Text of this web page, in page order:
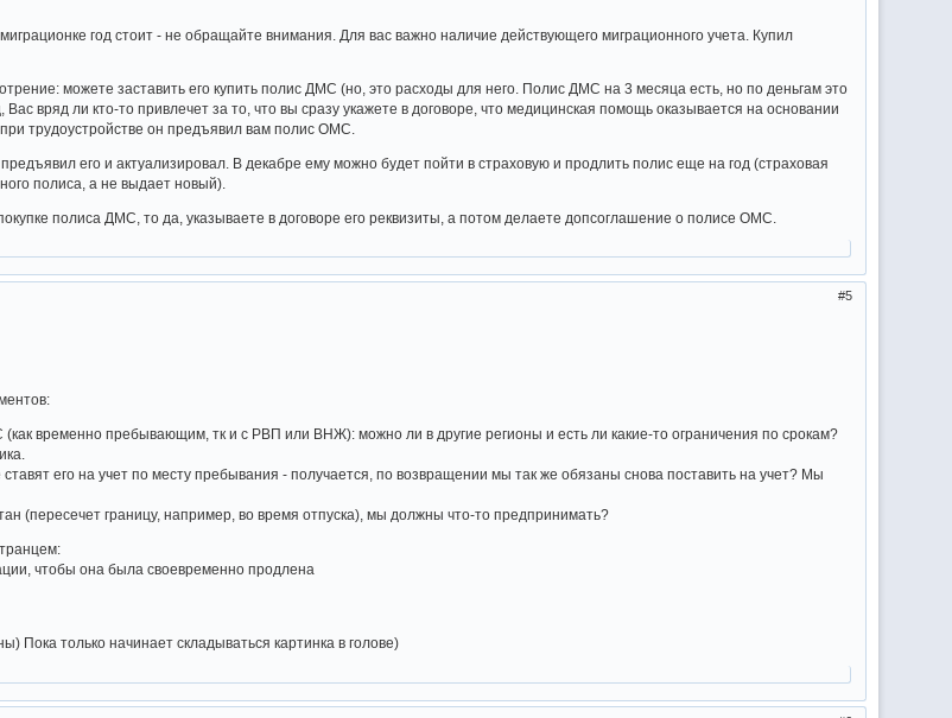
год стоит - не обращайте внимания. Для вас важно наличие действующего миграционного учета. Купил
можете заставить его купить полис ДМС (но, это расходы для него. Полис ДМС на 3 месяца есть, но по деньгам это
Вас вряд ли кто-то привлечет за то, что вы сразу укажете в договоре, что медицинская помощь оказывается на основании
трудоустройстве он предъявил вам полис ОМС.
его и актуализировал. В декабре ему можно будет пойти в страховую и продлить полис еще на год (страховая
полиса, а не выдает новый).
полиса ДМС, то да, указываете в договоре его реквизиты, а потом делаете допсоглашение о полисе ОМС.
5
временно пребывающим, тк и с РВП или ВНЖ): можно ли в другие регионы и есть ли какие-то ограничения по срокам?
его на учет по месту пребывания - получается, по возвращении мы так же обязаны снова поставить на учет? Мы
(пересечет границу, например, во время отпуска), мы должны что-то предпринимать?
чтобы она была своевременно продлена
Пока только начинает складываться картинка в голове)